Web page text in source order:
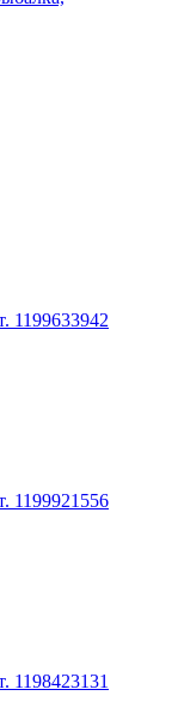
1199633942
1199921556
1198423131